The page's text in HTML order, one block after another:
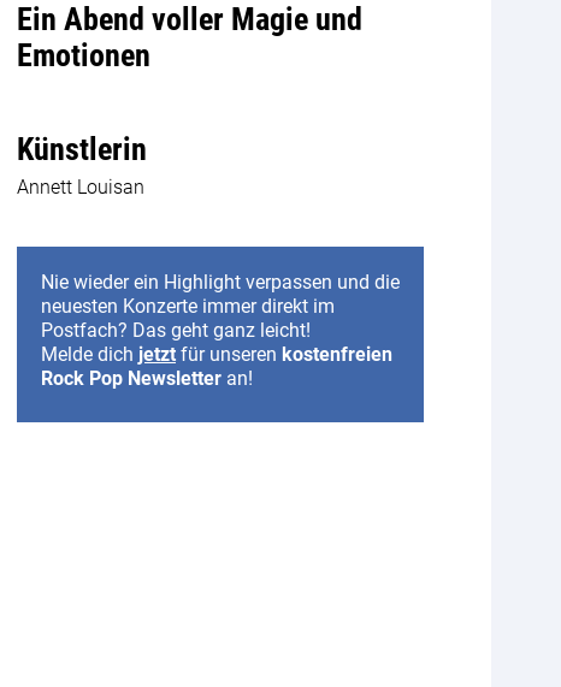
Ein Abend voller Magie und
Emotionen
Künstlerin
Annett Louisan
Nie wieder ein Highlight verpassen und die
neuesten Konzerte immer direkt im
Postfach? Das geht ganz leicht!
Melde dich jetzt für unseren kostenfreien
Rock Pop Newsletter an!